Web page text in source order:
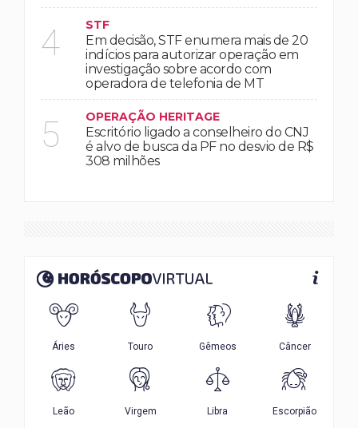
4 STF
Em decisão, STF enumera mais de 20
indícios para autorizar operação em
investigação sobre acordo com
operadora de telefonia de MT
5 OPERAÇÃO HERITAGE
Escritório ligado a conselheiro do CNJ
é alvo de busca da PF no desvio de R$
308 milhões